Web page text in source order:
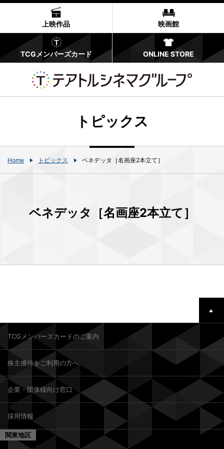
上映作品 映画館
TCGメンバーズカード ONLINE STORE
トピックス
Home トピックス ベネデッタ［名画座2本立て］
ベネデッタ［名画座2本立て］
TCGメンバーズカードのご案内
株主優待をご利用の方へ
企業・団体様向け窓口
採用情報
関東地区